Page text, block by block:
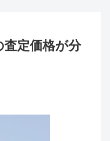
定価格が分